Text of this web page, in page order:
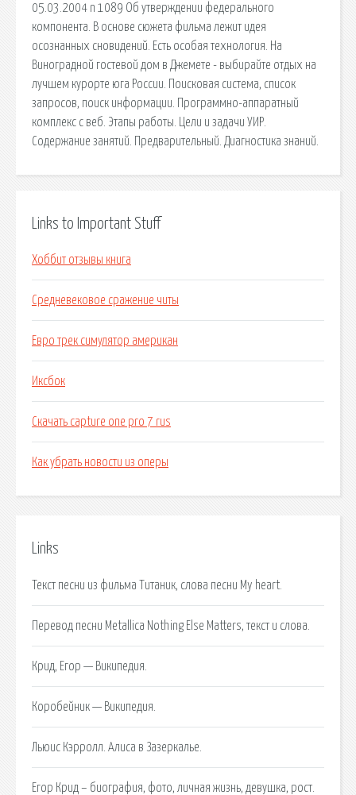
05.03.2004 n 1089 Об утверждении федерального
компонента. В основе сюжета фильма лежит идея
осознанных сновидений. Есть особая технология. На
Виноградной гостевой дом в Джемете - выбирайте отдых на
лучшем курорте юга России. Поисковая сиcтема, список
запросов, поиск информации. Программно-аппаратный
комплекс с веб. Этапы работы. Цели и задачи УИР.
Содержание занятий. Предварительный. Диагностика знаний.
Links to Important Stuff
Хоббит отзывы книга
Средневековое сражение читы
Евро трек симулятор американ
Иксбок
Скачать capture one pro 7 rus
Как убрать новости из оперы
Links
Текст песни из фильма Титаник, слова песни My heart.
Перевод песни Metallica Nothing Else Matters, текст и слова.
Крид, Егор — Википедия.
Коробейник — Википедия.
Льюис Кэрролл. Алиса в Зазеркалье.
Егор Крид – биография, фото, личная жизнь, девушка, рост.